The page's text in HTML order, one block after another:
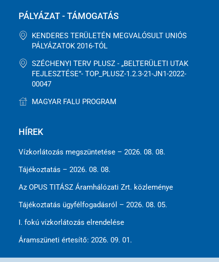
PÁLYÁZAT - TÁMOGATÁS
KENDERES TERÜLETÉN MEGVALÓSULT UNIÓS
PÁLYÁZATOK 2016-TÓL
SZÉCHENYI TERV PLUSZ - „BELTERÜLETI UTAK
FEJLESZTÉSE”- TOP_PLUSZ-1.2.3-21-JN1-2022-
00047
MAGYAR FALU PROGRAM
HÍREK
Vízkorlátozás megszüntetése – 2026. 08. 08.
Tájékoztatás – 2026. 08. 08.
Az OPUS TITÁSZ Áramhálózati Zrt. közleménye
Tájékoztatás ügyfélfogadásról – 2026. 08. 05.
I. fokú vízkorlátozás elrendelése
Áramszüneti értesítő: 2026. 09. 01.